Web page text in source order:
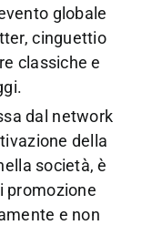
globale
cinguettio
classiche e
dal network
della
società, è
promozione
e non